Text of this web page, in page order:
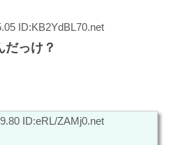
ID:KB2YdBL70.net
だっけ？
ID:eRL/ZAMj0.net